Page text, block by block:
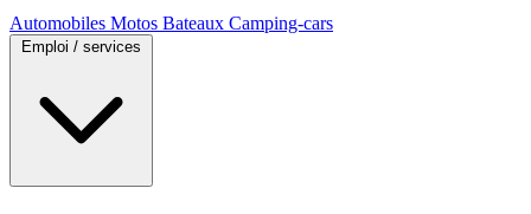
Automobiles Motos Bateaux Camping-cars
Emploi / services